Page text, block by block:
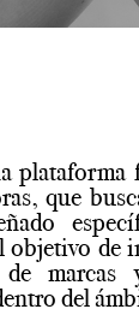
plataforma
que
de
marcas
del